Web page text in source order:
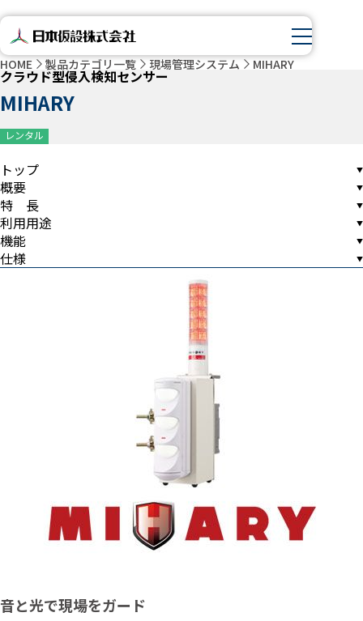
HOME 製品カテゴリ一覧 現場管理システム MIHARY
クラウド型侵入検知センサー
MIHARY
レンタル
トップ
概要
特 長
利用用途
機能
仕様
音と光で現場をガード